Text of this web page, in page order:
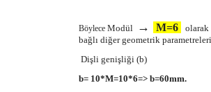
Böylece Modül → M=6
olarak
bağlı diğer geometrik
Dişli genişliği (b)
b= 10*M=10*6=> b=60mm.